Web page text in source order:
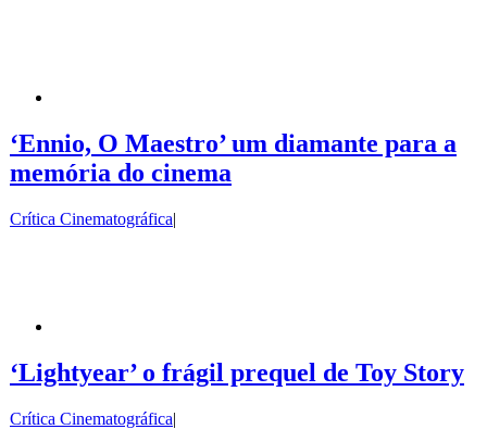
‘Ennio, O Maestro’ um diamante para a
memória do cinema
Crítica Cinematográfica|
‘Lightyear’ o frágil prequel de Toy Story
Crítica Cinematográfica|